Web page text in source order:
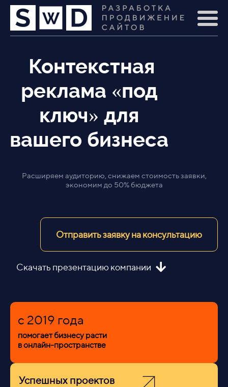
Контекстная
реклама «под
ключ» для
вашего бизнеса
Расширяем аудиторию, снижаем стоимость заявки,
экономим до 50% бюджета
Отправить заявку на консультацию
Скачать презентацию компании
c 2019 года
помогает бизнесу расти
в онлайн-пространстве
Успешных проектов